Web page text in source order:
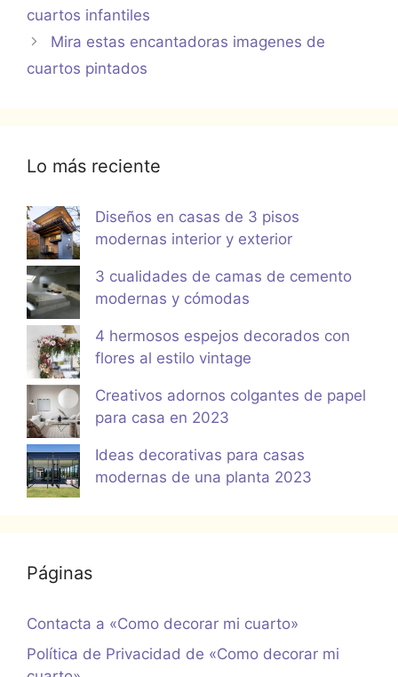
cuartos infantiles
Mira estas encantadoras imagenes de
cuartos pintados
Lo más reciente
Diseños en casas de 3 pisos
modernas interior y exterior
3 cualidades de camas de cemento
modernas y cómodas
4 hermosos espejos decorados con
flores al estilo vintage
Creativos adornos colgantes de papel
para casa en 2023
Ideas decorativas para casas
modernas de una planta 2023
Páginas
Contacta a «Como decorar mi cuarto»
Política de Privacidad de «Como decorar mi